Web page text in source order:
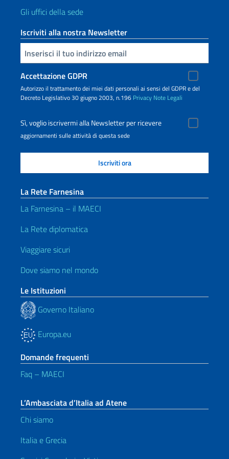
Gli uffici della sede
Iscriviti alla nostra Newsletter
Inserisci la tua email
Accettazione GDPR
Autorizzo il trattamento dei miei dati personali ai sensi del GDPR e del
Decreto Legislativo 30 giugno 2003, n.196 Privacy Note Legali
Sì, voglio iscrivermi alla Newsletter per ricevere
aggiornamenti sulle attività di questa sede
La Rete Farnesina
La Farnesina – il MAECI
La Rete diplomatica
Viaggiare sicuri
Dove siamo nel mondo
Le Istituzioni
Governo Italiano
Europa.eu
Domande frequenti
Faq – MAECI
L’Ambasciata d’Italia ad Atene
Chi siamo
Italia e Grecia